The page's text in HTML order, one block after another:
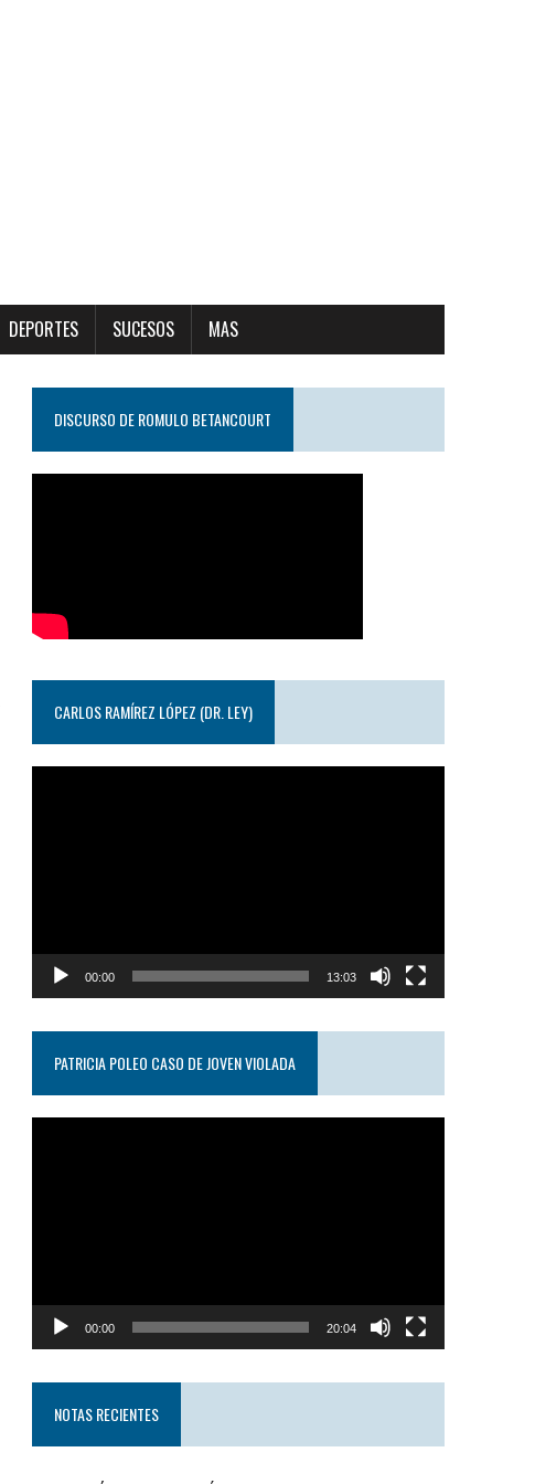
DEPORTES SUCESOS MAS
DISCURSO DE ROMULO BETANCOURT
CARLOS RAMÍREZ LÓPEZ (DR. LEY)
00:00 13:03
PATRICIA POLEO CASO DE JOVEN VIOLADA
00:00 20:04
NOTAS RECIENTES